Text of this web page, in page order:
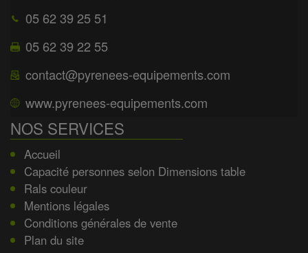
05 62 39 25 51
05 62 39 22 55
contact@pyrenees-equipements.com
www.pyrenees-equipements.com
NOS SERVICES
Accueil
Capacité personnes selon Dimensions table
Rals couleur
Mentions légales
Conditions générales de vente
Plan du site